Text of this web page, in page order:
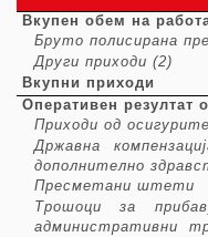
Вкупен обем на
Бруто полисирана
Други приходи (2)
Вкупни приходи
Оперативен резултат
Приходи од
Државна
дополнително
Пресметани штети
Трошоци за
административни